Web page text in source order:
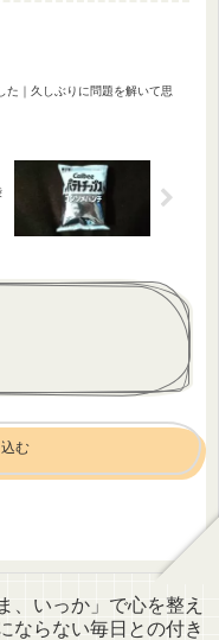
た｜久しぶりに問題を解いて思
む
、いっか」で心を整え
ならない毎日との付き